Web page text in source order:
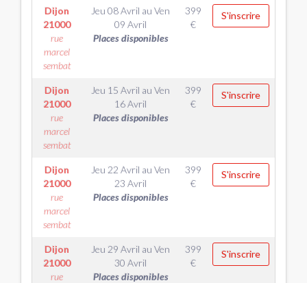
Dijon
21000
rue
marcel
sembat
Jeu 08 Avril au Ven
09 Avril
Places disponibles
399
€
S'inscrire
Dijon
21000
rue
marcel
sembat
Jeu 15 Avril au Ven
16 Avril
Places disponibles
399
€
S'inscrire
Dijon
21000
rue
marcel
sembat
Jeu 22 Avril au Ven
23 Avril
Places disponibles
399
€
S'inscrire
Dijon
21000
rue
Jeu 29 Avril au Ven
30 Avril
Places disponibles
399
€
S'inscrire